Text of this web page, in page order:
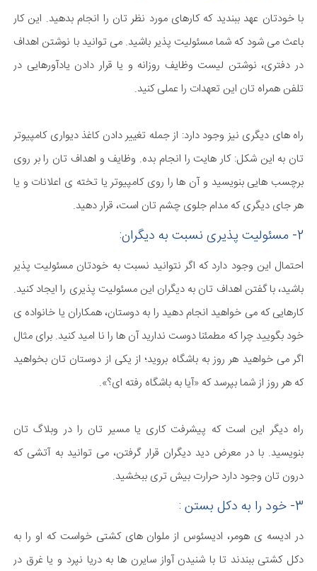
با خودتان عهد ببندید که کارهای مورد نظر تان را انجام بدهید. این کار
باعث می شود که شما مسئولیت پذیر باشید. می توانید با نوشتن اهداف
در دفتری، نوشتن لیست وظایف روزانه و یا قرار دادن یادآورهایی در
تلفن همراه تان این تعهدات را عملی کنید.
راه های دیگری نیز وجود دارد: از جمله تغییر دادن کاغذ دیواری کامپیوتر
تان به این شکل: کار هایت را انجام بده. وظایف و اهداف تان را بر روی
برچسب هایی بنویسید و آن ها را روی کامپیوتر یا تخته ی اعلانات و یا
هر جای دیگری که مدام جلوی چشم تان است، قرار دهید.
2- مسئولیت پذیری نسبت به دیگران:
احتمال این وجود دارد که اگر نتوانید نسبت به خودتان مسئولیت پذیر
باشید، با گفتن اهداف تان به دیگران این مسئولیت پذیری را ایجاد کنید.
کارهایی که می خواهید انجام دهید را به دوستان، همکاران یا خانواده ی
خود بگویید چرا که مطمئنا دوست ندارید آن ها را نا امید کنید. برای مثال
اگر می خواهید هر روز به باشگاه بروید؛ از یکی از دوستان تان بخواهید
که هر روز از شما بپرسد که «آیا به باشگاه رفته ای؟».
راه دیگر این است که پیشرفت کاری یا مسیر تان را در وبلاگ تان
بنویسید. با در معرض دید دیگران قرار گرفتن، می توانید به آتشی که
درون تان وجود دارد حرارت بیش تری ببخشید.
3- خود را به دکل بستن :
در ادیسه ی هومر، ادیسئوس از ملوان های کشتی خواست که او را به
دکل کشتی ببندند تا با شنیدن آواز سایرن ها به دریا نپرد و یا غرق در